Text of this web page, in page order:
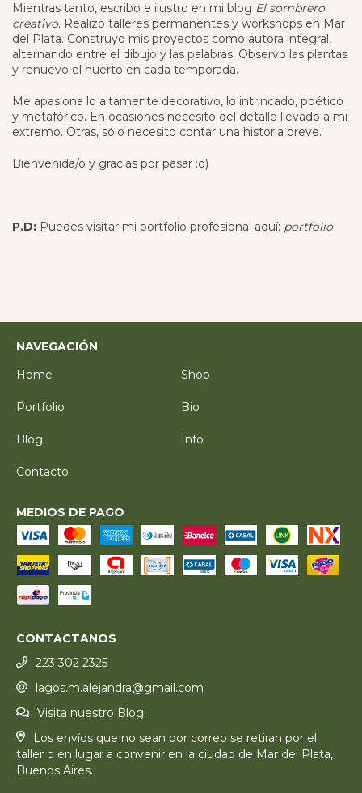
Mientras tanto, escribo e ilustro en mi blog El sombrero
creativo. Realizo talleres permanentes y workshops en Mar
del Plata. Construyo mis proyectos como autora integral,
alternando entre el dibujo y las palabras. Observo las plantas
y renuevo el huerto en cada temporada.
Me apasiona lo altamente decorativo, lo intrincado, poético
y metafórico. En ocasiones necesito del detalle llevado a mi
extremo. Otras, sólo necesito contar una historia breve.
Bienvenida/o y gracias por pasar :o)
P.D: Puedes visitar mi portfolio profesional aquí: portfolio
NAVEGACIÓN
Home
Shop
Portfolio Bio
Blog Info
Contacto
MEDIOS DE PAGO
CONTACTANOS
223 302 2325
lagos.m.alejandra@gmail.com
Visita nuestro Blog!
Los envíos que no sean por correo se retiran por el
taller o en lugar a convenir en la ciudad de Mar del Plata,
Buenos Aires.